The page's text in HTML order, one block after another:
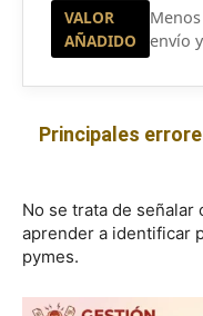
VALOR
AÑADIDO
envío
Principales
No se trata de
aprender a identificar
pymes.